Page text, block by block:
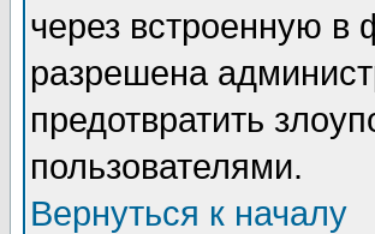
через встроенную
разрешена
предотвратить
пользователями.
Вернуться к началу